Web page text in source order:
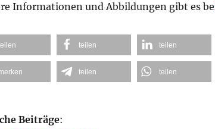
Informationen und Abbildungen gibt es
teilen teilen
teilen teilen
Beiträge: